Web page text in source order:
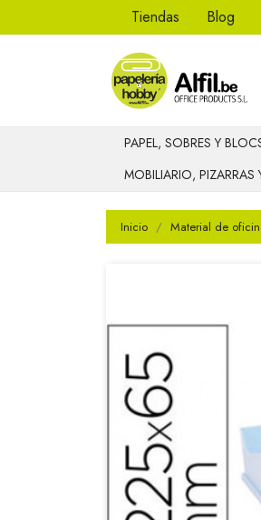
Tiendas Blog
PAPEL, SOBRES Y
MOBILIARIO,
Inicio Material de